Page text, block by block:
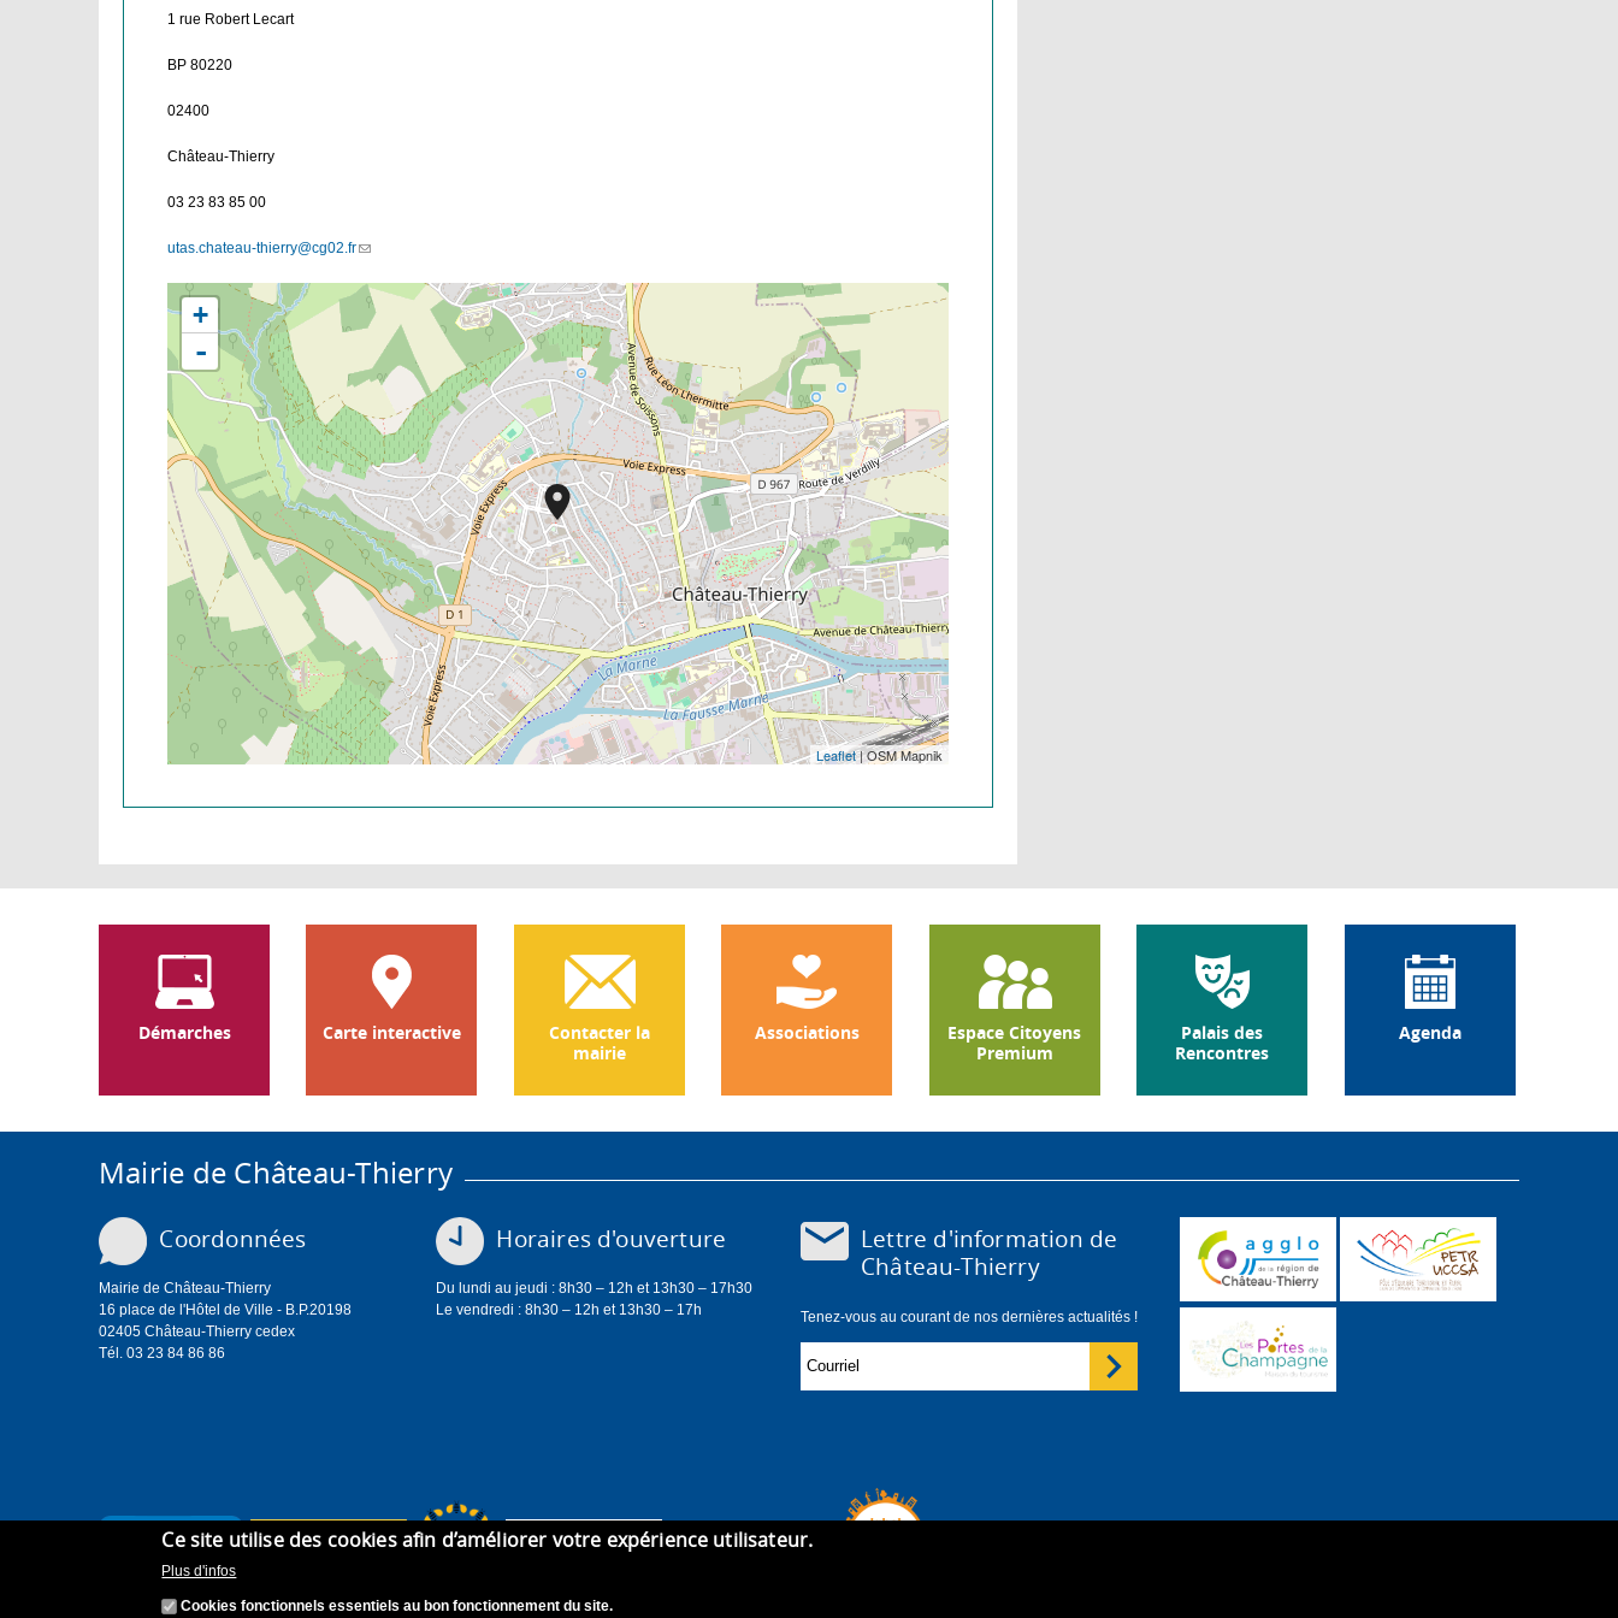
1 rue Robert Lecart
BP 80220
02400
Château-Thierry
03 23 83 85 00
utas.chateau-thierry@cg02.fr(link
e-
mail)
+
-
Leaflet| OSM Mapnik
Démarches Carte interactive
Contacter la
mairie
Associations
Espace Citoyens
Premium
Palais des
Rencontres
Agenda
Mairie de Château-Thierry
Coordonnées
Mairie de Château-Thierry
16 place de l'Hôtel de Ville - B.P.20198
02405 Château-Thierry cedex
Tél. 03 23 84 86 86
Horaires d'ouverture
Du lundi au jeudi : 8h30 – 12h et 13h30 – 17h30
Le vendredi : 8h30 – 12h et 13h30 – 17h
Lettre d'information de
Château-Thierry
Tenez-vous au courant de nos dernières actualités !
Ce site utilise des cookies afin d’améliorer votre expérience utilisateur.
Plus d'infos
Cookies fonctionnels essentiels au bon fonctionnement du site.